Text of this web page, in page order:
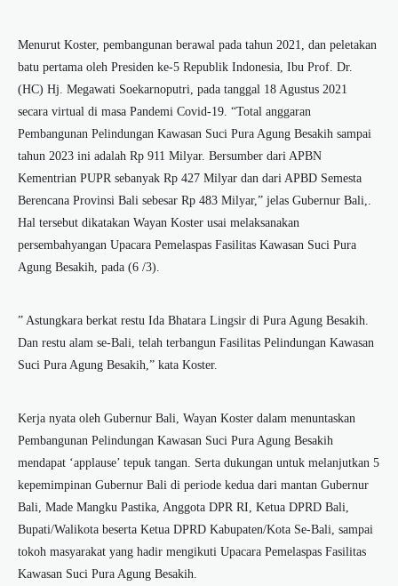
Menurut Koster, pembangunan berawal pada tahun 2021, dan peletakan
batu pertama oleh Presiden ke-5 Republik Indonesia, Ibu Prof. Dr.
(HC) Hj. Megawati Soekarnoputri, pada tanggal 18 Agustus 2021
secara virtual di masa Pandemi Covid-19. “Total anggaran
Pembangunan Pelindungan Kawasan Suci Pura Agung Besakih sampai
tahun 2023 ini adalah Rp 911 Milyar. Bersumber dari APBN
Kementrian PUPR sebanyak Rp 427 Milyar dan dari APBD Semesta
Berencana Provinsi Bali sebesar Rp 483 Milyar,” jelas Gubernur Bali,.
Hal tersebut dikatakan Wayan Koster usai melaksanakan
persembahyangan Upacara Pemelaspas Fasilitas Kawasan Suci Pura
Agung Besakih, pada (6 /3).
” Astungkara berkat restu Ida Bhatara Lingsir di Pura Agung Besakih.
Dan restu alam se-Bali, telah terbangun Fasilitas Pelindungan Kawasan
Suci Pura Agung Besakih,” kata Koster.
Kerja nyata oleh Gubernur Bali, Wayan Koster dalam menuntaskan
Pembangunan Pelindungan Kawasan Suci Pura Agung Besakih
mendapat ‘applause’ tepuk tangan. Serta dukungan untuk melanjutkan 5
kepemimpinan Gubernur Bali di periode kedua dari mantan Gubernur
Bali, Made Mangku Pastika, Anggota DPR RI, Ketua DPRD Bali,
Bupati/Walikota beserta Ketua DPRD Kabupaten/Kota Se-Bali, sampai
tokoh masyarakat yang hadir mengikuti Upacara Pemelaspas Fasilitas
Kawasan Suci Pura Agung Besakih.